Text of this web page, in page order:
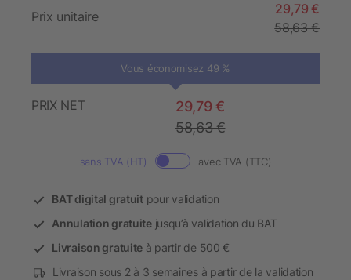
Prix unitaire
29,79 €
58,63 €
Vous économisez 49 %
PRIX NET
29,79 €
58,63 €
sans TVA (HT) avec TVA (TTC)
BAT digital gratuitpour validation
Annulation gratuitejusqu’à validation du BAT
Livraison gratuite à partir de 500 €
Livraison sous 2 à 3 semaines à partir de la validation